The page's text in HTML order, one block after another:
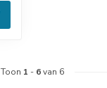
Toon 1 - 6van 6